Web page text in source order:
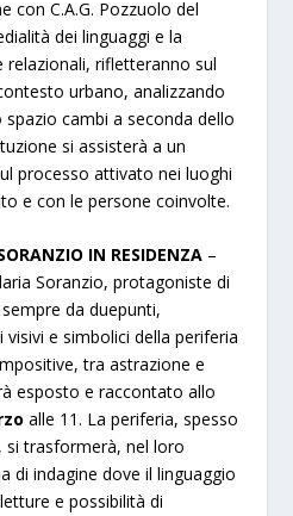
con C.A.G. Pozzuolo del
dei linguaggi e la
relazionali, rifletteranno sul
urbano, analizzando
cambi a seconda dello
si assisterà a un
processo attivato nei luoghi
e con le persone coinvolte.
IN RESIDENZA –
Soranzio, protagoniste di
da duepunti,
e simbolici della periferia
tra astrazione e
esposto e raccontato allo
alle 11. La periferia, spesso
si trasformerà, nel loro
di indagine dove il linguaggio
e possibilità di